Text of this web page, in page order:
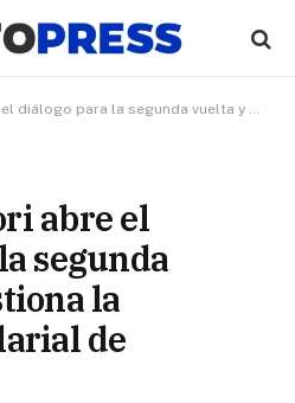
segunda vuelta y cuestiona la propuesta salarial de Sánchez
abre el
segunda
la
de